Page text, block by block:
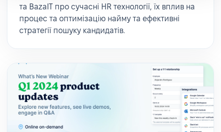
та BazaIT про сучасні HR технології, їх вплив на
процес та оптимізацію найму та ефективні
стратегії пошуку кандидатів.